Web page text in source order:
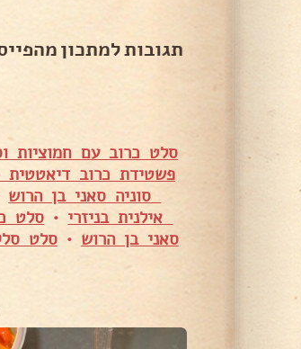
תגובות למתכון
סלט כרוב עם חמוציות
פשטידת כרוב
סוניה סאני בן הרוש
אילנית בניזרי • סלט
סאני בן הרוש •סלט